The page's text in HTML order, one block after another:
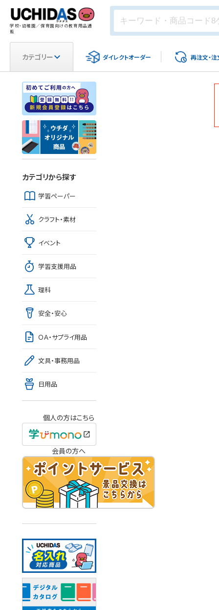
学校・幼稚園／保育園向けの教育用品通
販
カテゴリー ダイレクトオーダー 再注文・注
カテゴリから探す
学習ペーパー
クラフト・素材
イベント
学習支援用品
理科
安全・安心
ＯＡ・サプライ用品
文具・事務用品
日用品
個人の方はこちら
会員の方へ